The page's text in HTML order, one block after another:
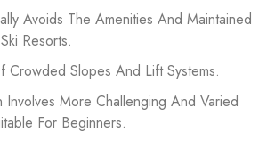
Avoids The Amenities And Maintained
Resorts.
Crowded Slopes And Lift Systems.
Involves More Challenging And Varied
For Beginners.